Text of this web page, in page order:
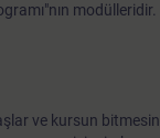
modülleridir.
ve kursun